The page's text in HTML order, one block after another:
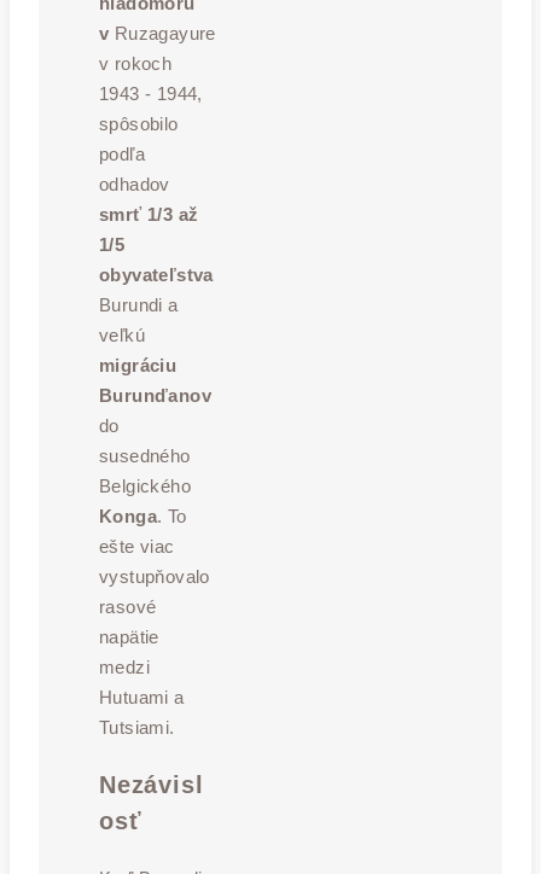
v Ruzagayure
v rokoch
1943 - 1944,
spôsobilo
podľa
odhadov
smrť 1/3 až
1/5
obyvateľstva
Burundi a
veľkú
migráciu
Burunďanov
do
susedného
Belgického
Konga. To
ešte viac
vystupňovalo
rasové
napätie
medzi
Hutuami a
Tutsiami.
Nezávisl
osť